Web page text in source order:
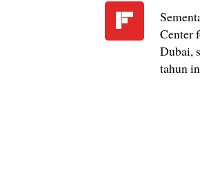
Center
Dubai,
tahun